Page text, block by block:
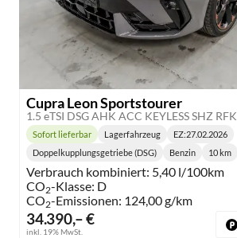
Cupra Leon Sportstourer
1.5 eTSI DSG AHK ACC KEYLESS SHZ RFK
34.390,– €
inkl. 19% MwSt.
Lieferzeit:
Sofort lieferbar Lagerfahrzeug EZ:27.02.2026
Getriebe:
Doppelkupplungsgetriebe (DSG) Benzin 10 km
Verbrauch kombiniert: 5,40 l/100km
CO2-Klasse: D
CO2-Emissionen: 124,00 g/km